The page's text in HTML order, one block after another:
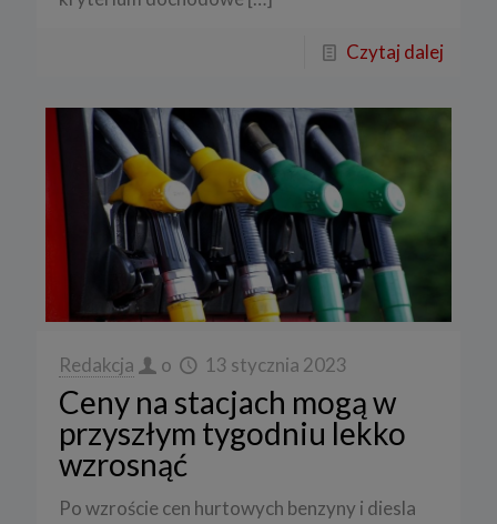
Czytaj dalej
Redakcja o 13 stycznia 2023
Ceny na stacjach mogą w
przyszłym tygodniu lekko
wzrosnąć
Po wzroście cen hurtowych benzyny i diesla